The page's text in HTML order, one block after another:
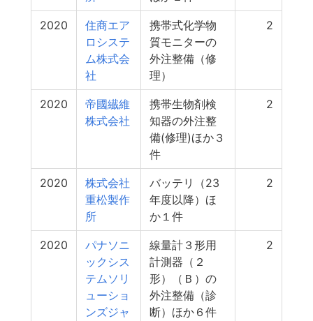
2020
住商エア
ロシステ
ム株式会
社
携帯式化学物
質モニターの
外注整備（修
理）
2
2020
帝國纎維
株式会社
携帯生物剤検
知器の外注整
備(修理)ほか３
件
2
2020
株式会社
重松製作
所
バッテリ（23
年度以降）ほ
か１件
2
2020
パナソニ
ックシス
テムソリ
ューショ
ンズジャ
線量計３形用
計測器（２
形）（Ｂ）の
外注整備（診
断）ほか６件
2